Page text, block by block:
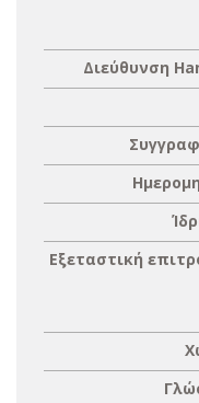
Διεύθυνση
Εξεταστική